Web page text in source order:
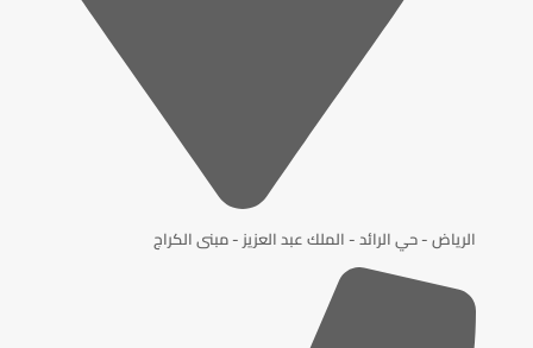
الرياض - حي الرائد - الملك عبد العزيز - مبنى الكراج